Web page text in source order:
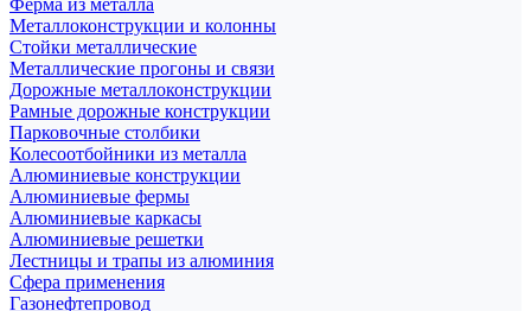
Ферма из металла
Металлоконструкции и колонны
Стойки металлические
Металлические прогоны и связи
Дорожные металлоконструкции
Рамные дорожные конструкции
Парковочные столбики
Колесоотбойники из металла
Алюминиевые конструкции
Алюминиевые фермы
Алюминиевые каркасы
Алюминиевые решетки
Лестницы и трапы из алюминия
Сфера применения
Газонефтепровод